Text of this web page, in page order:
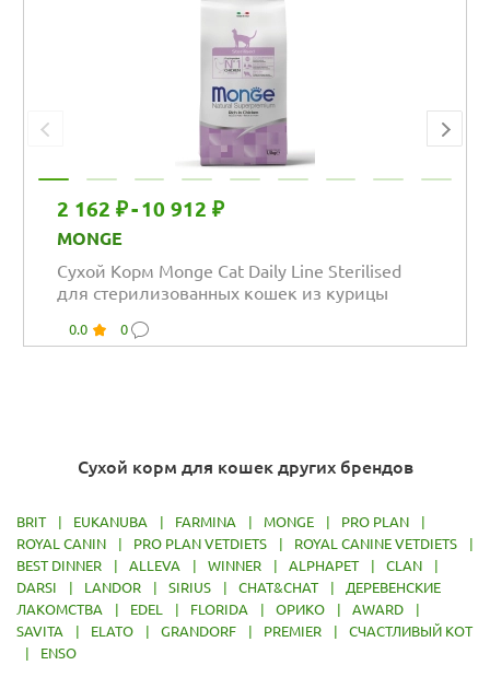
2 162 ₽-10 912 ₽
MONGE
Сухой Корм Monge Cat Daily Line Sterilised
для стерилизованных кошек из курицы
0.0 0
Сухой корм для кошек других брендов
BRIT | EUKANUBA | FARMINA | MONGE | PRO PLAN
|
ROYAL CANIN
| PRO PLAN VETDIETS | ROYAL CANINE VETDIETS
|
BEST DINNER
| ALLEVA | WINNER | ALPHAPET | CLAN
|
DARSI
| LANDOR | SIRIUS | CHAT&CHAT |
ДЕРЕВЕНСКИЕ
ЛАКОМСТВА
| EDEL | FLORIDA | ОРИКО | AWARD
|
SAVITA
| ELATO | GRANDORF | PREMIER |
СЧАСТЛИВЫЙ КОТ
|
ENSO